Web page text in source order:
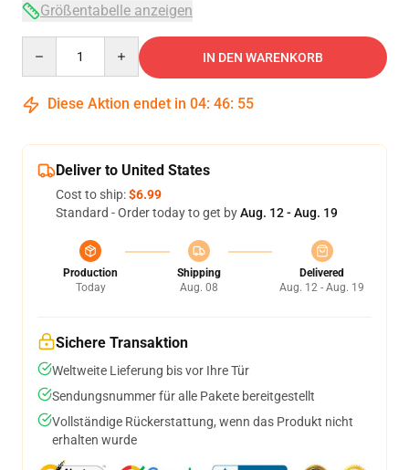
Größentabelle anzeigen
IN DEN WARENKORB
Diese Aktion endet in 04: 46: 54
Deliver to United States
Cost to ship:$6.99
Standard - Order today to get byAug. 12 - Aug. 19
Production
Today
Shipping
Aug. 08
Delivered
Aug. 12 - Aug. 19
Sichere Transaktion
Weltweite Lieferung bis vor Ihre Tür
Sendungsnummer für alle Pakete bereitgestellt
Vollständige Rückerstattung, wenn das Produkt nicht
erhalten wurde